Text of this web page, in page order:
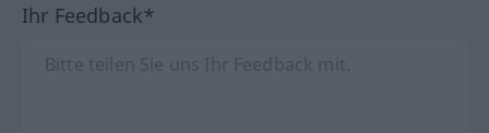
Ihr Feedback*